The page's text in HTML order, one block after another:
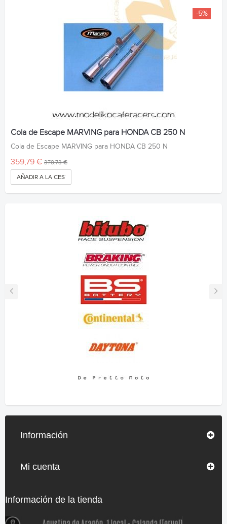
-5%
Cola de Escape MARVING para HONDA CB 250 N
Cola de Escape MARVING para HONDA CB 250 N
359,79 € 378,73 €
AÑADIR A LA CESTA
Información
Mi cuenta
Información de la tienda